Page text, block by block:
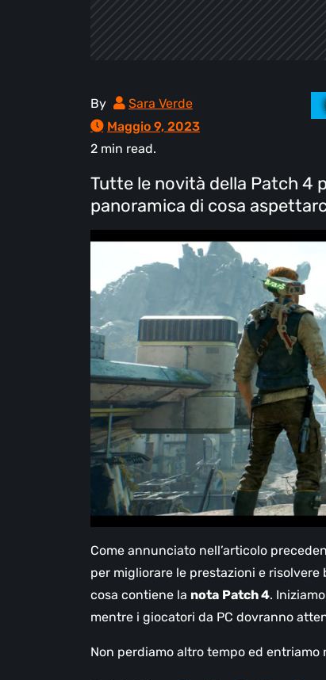
By
Sara Verde
Maggio 9, 2023
2 min read.
Tutte le novità della Patch 4
panoramica di cosa
Come annunciato nell’articolo
per migliorare le prestazioni e risolvere
cosa contiene la nota Patch 4.
mentre i giocatori da PC dovranno
Non perdiamo altro tempo ed entriamo